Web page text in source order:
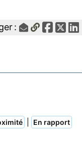
:
En rapport